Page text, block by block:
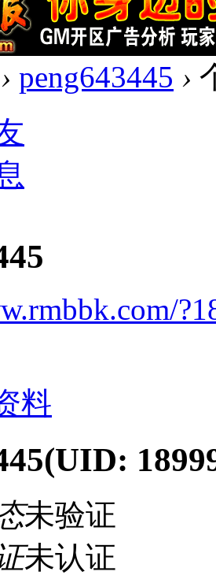
› peng643445 ›
料
(UID:
未验证
未认证